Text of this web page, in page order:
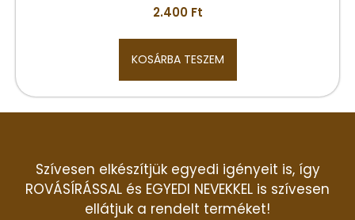
2.400 Ft
KOSÁRBA TESZEM
Szívesen elkészítjük egyedi igényeit is, így
ROVÁSÍRÁSSAL és EGYEDI NEVEKKEL is szívesen
ellátjuk a rendelt terméket!